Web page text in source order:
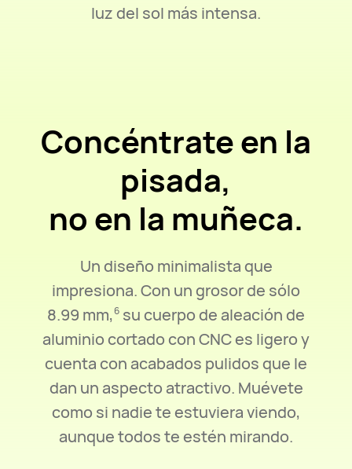
luz del sol más intensa.
Concéntrate en la
pisada,
no en la muñeca.
Un diseño minimalista que
impresiona. Con un grosor de sólo
8.99 mm,6 su cuerpo de aleación de
aluminio cortado con CNC es ligero y
cuenta con acabados pulidos que le
dan un aspecto atractivo. Muévete
como si nadie te estuviera viendo,
aunque todos te estén mirando.